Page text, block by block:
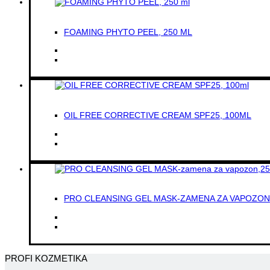
FOAMING PHYTO PEEL, 250 ML
OIL FREE CORRECTIVE CREAM SPF25, 100ML
PRO CLEANSING GEL MASK-ZAMENA ZA
PROFI KOZMETIKA